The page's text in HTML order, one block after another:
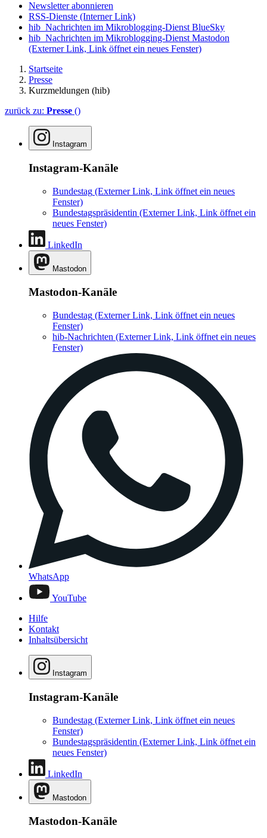
Newsletter abonnieren
RSS-Dienste (Interner Link)
hib_Nachrichten im Mikroblogging-Dienst BlueSky
hib_Nachrichten im Mikroblogging-Dienst Mastodon
(Externer Link, Link öffnet ein neues Fenster)
Startseite
Presse
Kurzmeldungen (hib)
zurück zu: Presse ()
Instagram
Instagram-Kanäle
Bundestag (Externer Link, Link öffnet ein neues
Fenster)
Bundestagspräsidentin (Externer Link, Link öffnet ein
neues Fenster)
LinkedIn
Mastodon
Mastodon-Kanäle
Bundestag (Externer Link, Link öffnet ein neues
Fenster)
hib-Nachrichten (Externer Link, Link öffnet ein neues
Fenster)
WhatsApp
YouTube
Hilfe
Kontakt
Inhaltsübersicht
Instagram
Instagram-Kanäle
Bundestag (Externer Link, Link öffnet ein neues
Fenster)
Bundestagspräsidentin (Externer Link, Link öffnet ein
neues Fenster)
LinkedIn
Mastodon
Mastodon-Kanäle